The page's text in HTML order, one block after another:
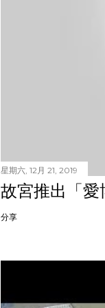
星期六, 12月 21, 2019
故宮推出「
分享